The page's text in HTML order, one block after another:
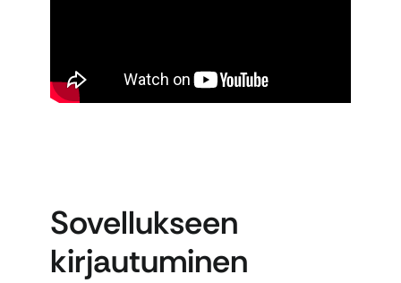
Sovellukseen
kirjautuminen